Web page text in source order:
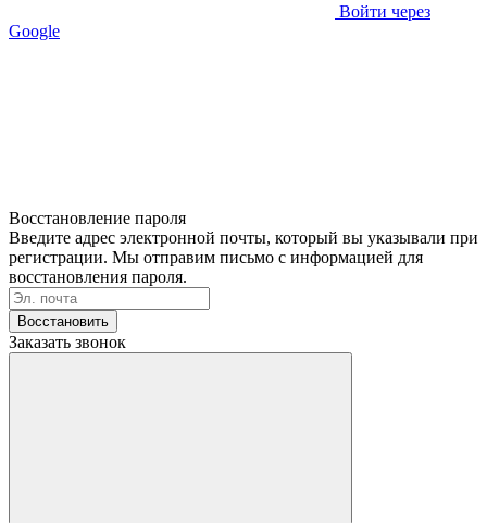
Войти через
Google
Восстановление пароля
Введите адрес электронной почты, который вы указывали при
регистрации. Мы отправим письмо с информацией для
восстановления пароля.
Восстановить
Заказать звонок